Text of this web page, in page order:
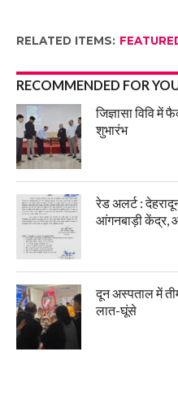
RELATED ITEMS:
RECOMMENDED FOR
जिज्ञासा विवि में
शुभारंभ
रेड अलर्ट :
आंगनबाड़ी केंद्र,
दून अस्पताल में
लात-घूंसे